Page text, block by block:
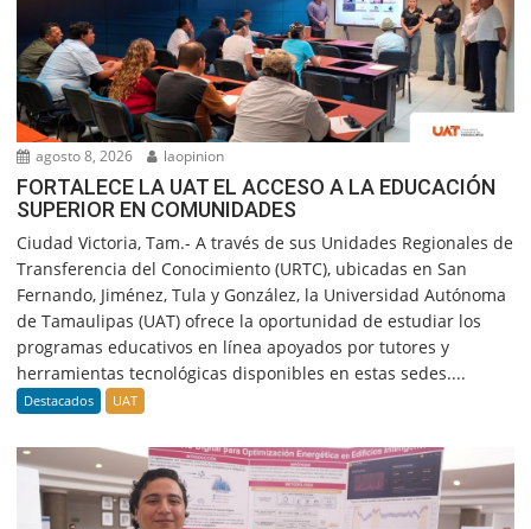
agosto 8, 2026 laopinion
FORTALECE LA UAT EL ACCESO A LA EDUCACIÓN
SUPERIOR EN COMUNIDADES
Ciudad Victoria, Tam.- A través de sus Unidades Regionales de
Transferencia del Conocimiento (URTC), ubicadas en San
Fernando, Jiménez, Tula y González, la Universidad Autónoma
de Tamaulipas (UAT) ofrece la oportunidad de estudiar los
programas educativos en línea apoyados por tutores y
herramientas tecnológicas disponibles en estas sedes....
Destacados UAT